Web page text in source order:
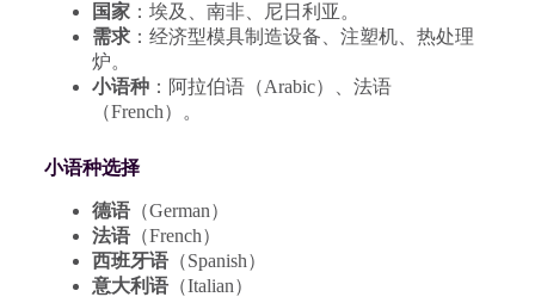
国家：埃及、南非、尼日利亚。
需求：经济型模具制造设备、注塑机、热处理
炉。
小语种：阿拉伯语（Arabic）、法语
（French）。
小语种选择
德语（German）
法语（French）
西班牙语（Spanish）
意大利语（Italian）